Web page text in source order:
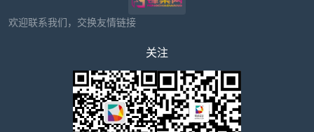
欢迎联系我们，交换友情链接
关注